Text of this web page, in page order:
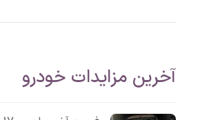
آخرین مزایدات خودرو